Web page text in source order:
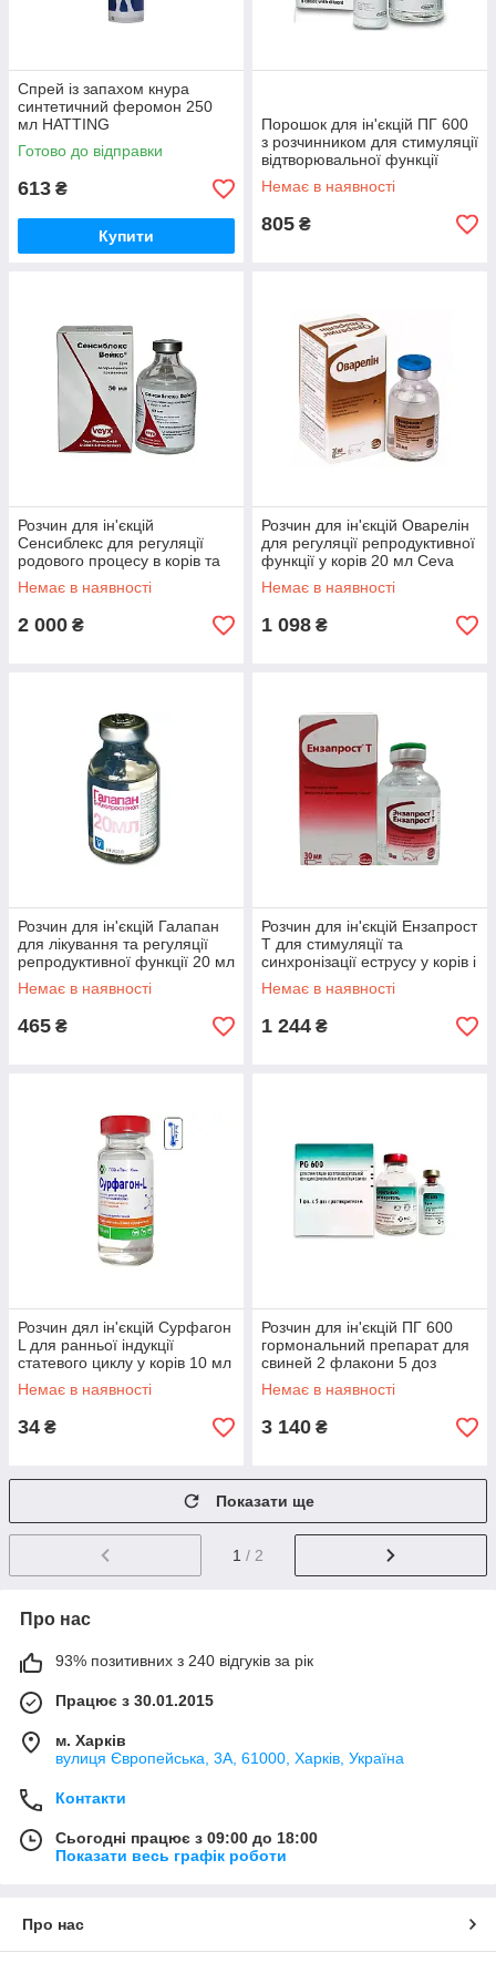
Спрей із запахом кнура
синтетичний феромон 250
мл HATTING
Готово до відправки
613 ₴
Купити
Порошок для ін'єкцій ПГ 600
з розчинником для стимуляції
відтворювальної функції
свиней 1 доза Intervet
Немає в наявності
805 ₴
Розчин для ін'єкцій
Сенсиблекс для регуляції
родового процесу в корів та
собак 50 мл Veyx-Pharma
GmbH
Немає в наявності
2 000 ₴
Розчин для ін'єкцій Оварелін
для регуляції репродуктивної
функції у корів 20 мл Ceva
Немає в наявності
1 098 ₴
Розчин для ін'єкцій Галапан
для лікування та регуляції
репродуктивної функції 20 мл
Invesa
Немає в наявності
465 ₴
Розчин для ін'єкцій Ензапрост
Т для стимуляції та
синхронізації еструсу у корів і
телиць 30 мл Ceva
Немає в наявності
1 244 ₴
Розчин дял ін'єкцій Сурфагон
L для ранньої індукції
статевого циклу у корів 10 мл
Ланс-Хім
Немає в наявності
34 ₴
Розчин для ін'єкцій ПГ 600
гормональний препарат для
свиней 2 флакони 5 доз
Intervet
Немає в наявності
3 140 ₴
Показати ще
1 / 2
Про нас
93% позитивних з 240 відгуків за рік
Працює з 30.01.2015
м. Харків
вулиця Європейська, 3А, 61000, Харків, Україна
Контакти
Сьогодні працює з 09:00 до 18:00
Показати весь графік роботи
Про нас